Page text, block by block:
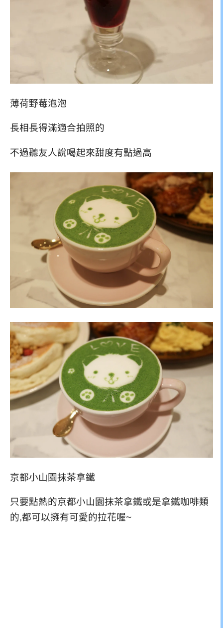
薄荷野莓泡泡
長相長得滿適合拍照的
不過聽友人說喝起來甜度有點過高
京都小山園抹茶拿鐵
只要點熱的京都小山園抹茶拿鐵或是拿鐵咖啡類
的,都可以擁有可愛的拉花喔~